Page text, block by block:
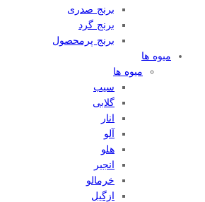
برنج صدری
برنج گرد
برنج پرمحصول
میوه ها
میوه ها
سیب
گلابی
انار
آلو
هلو
انجیر
خرمالو
ازگیل